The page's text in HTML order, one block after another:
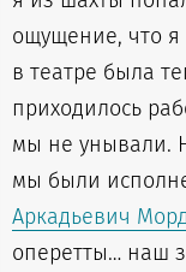
ощущение, что я
в театре была
приходилось
мы не унывали.
мы были
Аркадьевич
оперетты… наш